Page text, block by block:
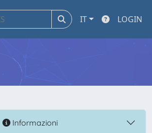
IT LOGIN
Informazioni